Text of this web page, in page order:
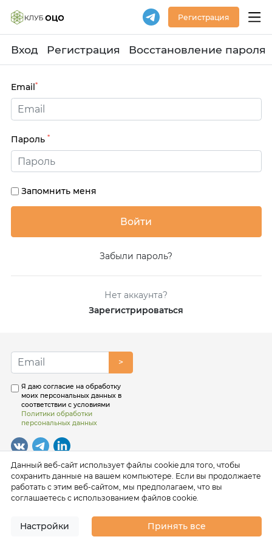
Регистрация
Вход Регистрация Восстановление пароля
Email*
Пароль *
Запомнить меня
Забыли пароль?
Нет аккаунта?
Зарегистрироваться
>
Я даю согласие на обработку
моих персональных данных в
соответствии с условиями
Политики обработки
персональных данных
Данный веб-сайт использует файлы cookie для того, чтобы
сохранить данные на вашем компьютере. Если вы продолжаете
работать с этим веб-сайтом, мы предполагаем, что вы
соглашаетесь с использованием файлов cookie.
Настройки Принять все